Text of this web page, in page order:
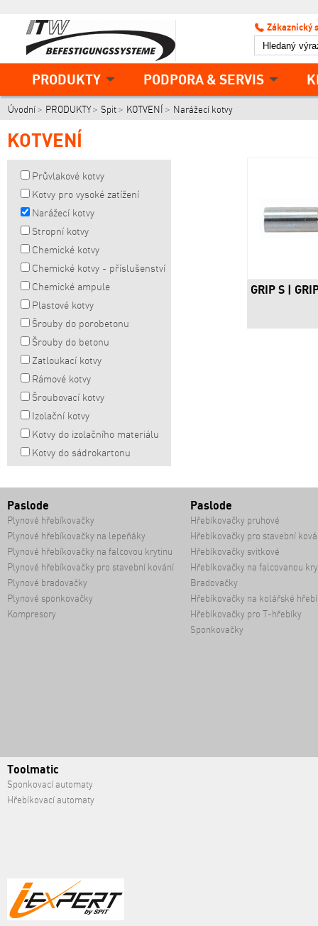
PRODUKTY PODPORA & SERVIS
Zákaznický
Úvodní PRODUKTY Spit KOTVENÍ Narážecí kotvy
KOTVENÍ
Průvlakové kotvy
Kotvy pro vysoké zatížení
Narážecí kotvy
Stropní kotvy
Chemické kotvy
Chemické kotvy - příslušenství
Chemické ampule
Plastové kotvy
Šrouby do porobetonu
Šrouby do betonu
Zatloukací kotvy
Rámové kotvy
Šroubovací kotvy
Izolační kotvy
Kotvy do izolačního materiálu
Kotvy do sádrokartonu
GRIP S |
Paslode
Plynové hřebíkovačky
Plynové hřebíkovačky na lepeňáky
Plynové hřebíkovačky na falcovou krytinu
Plynové hřebíkovačky pro stavební kování
Plynové bradovačky
Plynové sponkovačky
Kompresory
Paslode
Hřebíkovačky pruhové
Hřebíkovačky pro stavební
Hřebíkovačky svitkové
Hřebíkovačky na falcovanou
Bradovačky
Hřebíkovačky na kolářské
Hřebíkovačky pro T-hřebíky
Sponkovačky
Toolmatic
Sponkovací automaty
Hřebíkovací automaty